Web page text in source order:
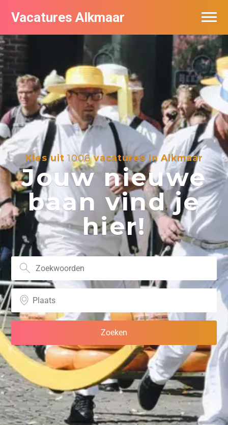
Vacatures Alkmaar
Kies uit1006vacatures in Alkmaar
Jouw nieuwe
baan vind je
hier!
Vacatures per bedrijf
Nieuwsbrief feed